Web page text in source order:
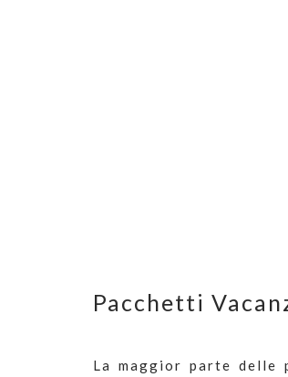
Pacchetti
La maggior parte delle